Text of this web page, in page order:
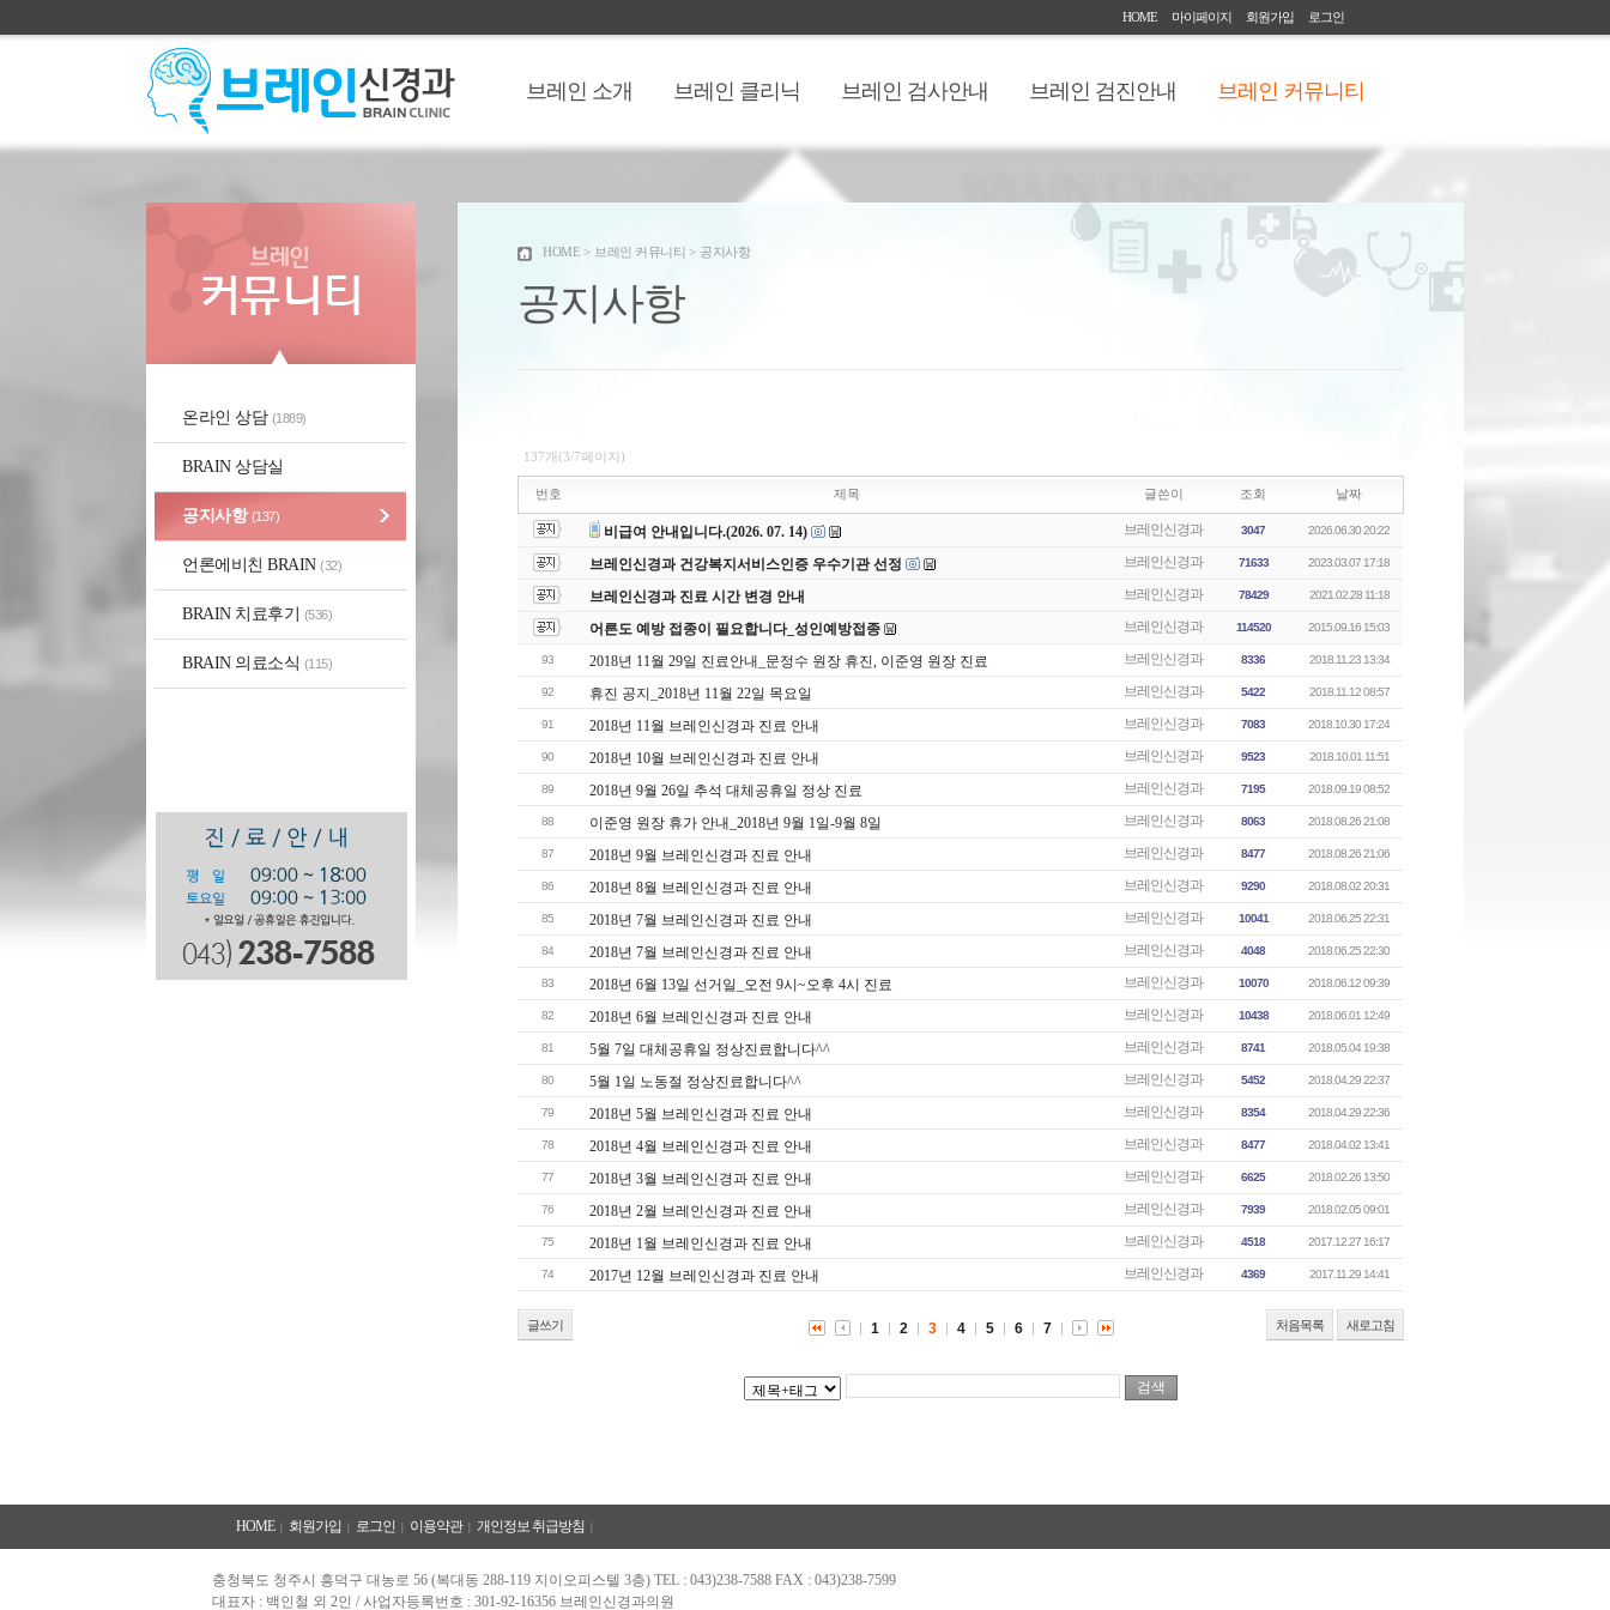
HOME 마이페이지 회원가입 로그인
브레인 소개 브레인 클리닉 브레인 검사안내 브레인 검진안내 브레인 커뮤니티
온라인 상담 (1889)
BRAIN 상담실
공지사항(137)
언론에비친 BRAIN (32)
BRAIN 치료후기 (536)
BRAIN 의료소식 (115)
HOME > 브레인 커뮤니티 > 공지사항
공지사항
137개(3/7페이지)
번호 제목 글쓴이 조회 날짜
비급여 안내입니다.(2026. 07. 14) 브레인신경과 3047 2026.06.30 20:22
브레인신경과 건강복지서비스인증 우수기관 선정 브레인신경과 71633 2023.03.07 17:18
브레인신경과 진료 시간 변경 안내 브레인신경과 78429 2021.02.28 11:18
어른도 예방 접종이 필요합니다_성인예방접종 브레인신경과 114520 2015.09.16 15:03
93 2018년 11월 29일 진료안내_문정수 원장 휴진, 이준영 원장 진료 브레인신경과 8336 2018.11.23 13:34
92 휴진 공지_2018년 11월 22일 목요일 브레인신경과 5422 2018.11.12 08:57
91 2018년 11월 브레인신경과 진료 안내 브레인신경과 7083 2018.10.30 17:24
90 2018년 10월 브레인신경과 진료 안내 브레인신경과 9523 2018.10.01 11:51
89 2018년 9월 26일 추석 대체공휴일 정상 진료 브레인신경과 7195 2018.09.19 08:52
88 이준영 원장 휴가 안내_2018년 9월 1일-9월 8일 브레인신경과 8063 2018.08.26 21:08
87 2018년 9월 브레인신경과 진료 안내 브레인신경과 8477 2018.08.26 21:06
86 2018년 8월 브레인신경과 진료 안내 브레인신경과 9290 2018.08.02 20:31
85 2018년 7월 브레인신경과 진료 안내 브레인신경과 10041 2018.06.25 22:31
84 2018년 7월 브레인신경과 진료 안내 브레인신경과 4048 2018.06.25 22:30
83 2018년 6월 13일 선거일_오전 9시~오후 4시 진료 브레인신경과 10070 2018.06.12 09:39
82 2018년 6월 브레인신경과 진료 안내 브레인신경과 10438 2018.06.01 12:49
81 5월 7일 대체공휴일 정상진료합니다^^ 브레인신경과 8741 2018.05.04 19:38
80 5월 1일 노동절 정상진료합니다^^ 브레인신경과 5452 2018.04.29 22:37
79 2018년 5월 브레인신경과 진료 안내 브레인신경과 8354 2018.04.29 22:36
78 2018년 4월 브레인신경과 진료 안내 브레인신경과 8477 2018.04.02 13:41
77 2018년 3월 브레인신경과 진료 안내 브레인신경과 6625 2018.02.26 13:50
76 2018년 2월 브레인신경과 진료 안내 브레인신경과 7939 2018.02.05 09:01
75 2018년 1월 브레인신경과 진료 안내 브레인신경과 4518 2017.12.27 16:17
74 2017년 12월 브레인신경과 진료 안내 브레인신경과 4369 2017.11.29 14:41
글쓰기 처음목록 새로고침
1 2 3 4 5 6 7
HOME 회원가입 로그인 이용약관 개인정보 취급방침
충청북도 청주시 흥덕구 대농로 56 (복대동 288-119 지이오피스텔 3층) TEL : 043)238-7588 FAX : 043)238-7599
대표자 : 백인철 외 2인 / 사업자등록번호 : 301-92-16356 브레인신경과의원